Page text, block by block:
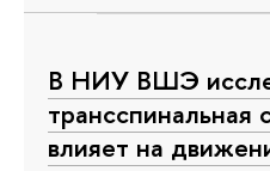
В НИУ ВШЭ
трансспинальная
влияет на